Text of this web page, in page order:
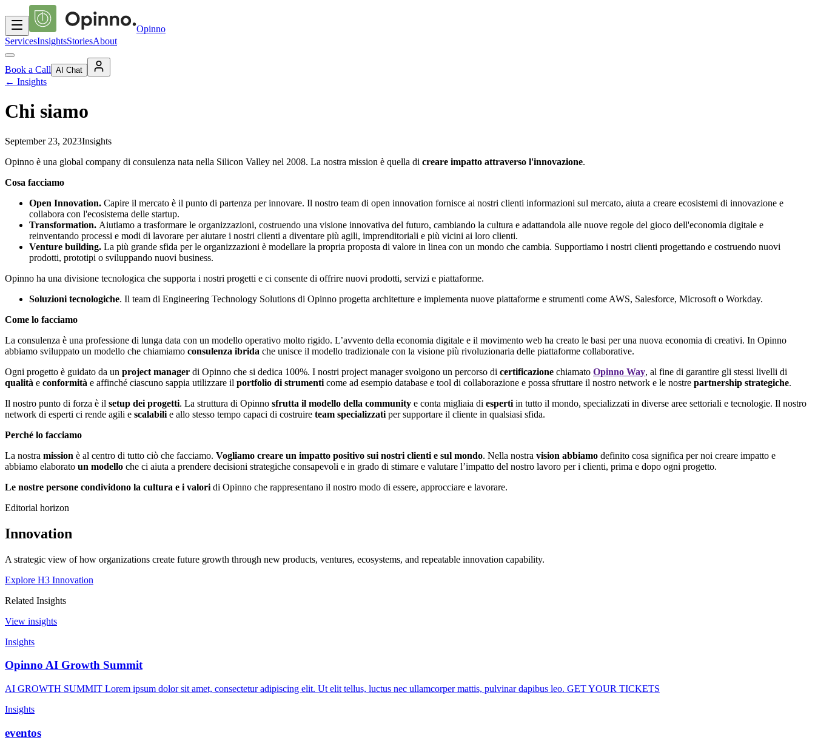
Opinno
ServicesInsightsStoriesAbout
Book a Call AI Chat
← Insights
Chi siamo
September 23, 2023Insights
Opinno è una global company di consulenza nata nella Silicon Valley nel 2008. La nostra mission è quella di creare impatto attraverso l'innovazione.
Cosa facciamo
Open Innovation. Capire il mercato è il punto di partenza per innovare. Il nostro team di open innovation fornisce ai nostri clienti informazioni sul mercato, aiuta a creare ecosistemi di innovazione e
collabora con l'ecosistema delle startup.
Transformation. Aiutiamo a trasformare le organizzazioni, costruendo una visione innovativa del futuro, cambiando la cultura e adattandola alle nuove regole del gioco dell'economia digitale e
reinventando processi e modi di lavorare per aiutare i nostri clienti a diventare più agili, imprenditoriali e più vicini ai loro clienti.
Venture building. La più grande sfida per le organizzazioni è modellare la propria proposta di valore in linea con un mondo che cambia. Supportiamo i nostri clienti progettando e costruendo nuovi
prodotti, prototipi o sviluppando nuovi business.
Opinno ha una divisione tecnologica che supporta i nostri progetti e ci consente di offrire nuovi prodotti, servizi e piattaforme.
Soluzioni tecnologiche. Il team di Engineering Technology Solutions di Opinno progetta architetture e implementa nuove piattaforme e strumenti come AWS, Salesforce, Microsoft o Workday.
Come lo facciamo
La consulenza è una professione di lunga data con un modello operativo molto rigido. L’avvento della economia digitale e il movimento web ha creato le basi per una nuova economia di creativi. In Opinno
abbiamo sviluppato un modello che chiamiamo consulenza ibrida che unisce il modello tradizionale con la visione più rivoluzionaria delle piattaforme collaborative.
Ogni progetto è guidato da un project manager di Opinno che si dedica 100%. I nostri project manager svolgono un percorso di certificazione chiamato Opinno Way, al fine di garantire gli stessi livelli di
qualità e conformità e affinché ciascuno sappia utilizzare il portfolio di strumenti come ad esempio database e tool di collaborazione e possa sfruttare il nostro network e le nostre partnership strategiche.
Il nostro punto di forza è il setup dei progetti. La struttura di Opinno sfrutta il modello della community e conta migliaia di esperti in tutto il mondo, specializzati in diverse aree settoriali e tecnologie. Il nostro
network di esperti ci rende agili e scalabili e allo stesso tempo capaci di costruire team specializzati per supportare il cliente in qualsiasi sfida.
Perché lo facciamo
La nostra mission è al centro di tutto ciò che facciamo. Vogliamo creare un impatto positivo sui nostri clienti e sul mondo. Nella nostra vision abbiamo definito cosa significa per noi creare impatto e
abbiamo elaborato un modello che ci aiuta a prendere decisioni strategiche consapevoli e in grado di stimare e valutare l’impatto del nostro lavoro per i clienti, prima e dopo ogni progetto.
Le nostre persone condividono la cultura e i valori di Opinno che rappresentano il nostro modo di essere, approcciare e lavorare.
Editorial horizon
Innovation
A strategic view of how organizations create future growth through new products, ventures, ecosystems, and repeatable innovation capability.
Explore H3 Innovation
Related Insights
View insights
Insights
Opinno AI Growth Summit
AI GROWTH SUMMIT Lorem ipsum dolor sit amet, consectetur adipiscing elit. Ut elit tellus, luctus nec ullamcorper mattis, pulvinar dapibus leo. GET YOUR TICKETS
Insights
eventos